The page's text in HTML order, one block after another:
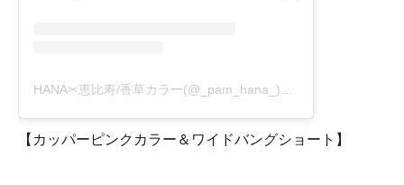
HANA✂︎恵比寿/香草カラー(@_pam_hana_)がシェアした投稿
【カッパーピンクカラー＆ワイドバングショート】